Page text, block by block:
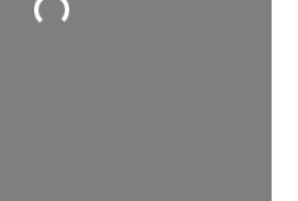
Wird geladen …